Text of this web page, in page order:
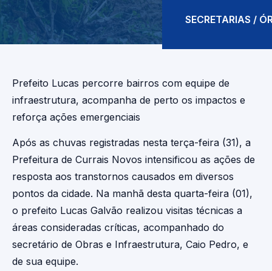
SECRETARIAS /
Prefeito Lucas percorre bairros com equipe de
infraestrutura, acompanha de perto os impactos e
reforça ações emergenciais
Após as chuvas registradas nesta terça-feira (31), a
Prefeitura de Currais Novos intensificou as ações de
resposta aos transtornos causados em diversos
pontos da cidade. Na manhã desta quarta-feira (01),
o prefeito Lucas Galvão realizou visitas técnicas a
áreas consideradas críticas, acompanhado do
secretário de Obras e Infraestrutura, Caio Pedro, e
de sua equipe.